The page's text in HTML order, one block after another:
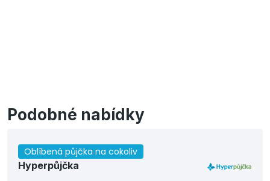
Podobné nabídky
Oblíbená půjčka na cokoliv
Hyperpůjčka